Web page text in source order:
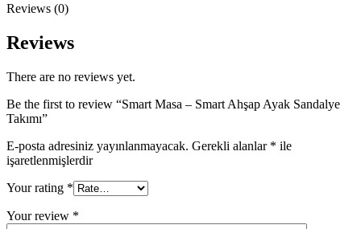
Reviews (0)
Reviews
There are no reviews yet.
Be the first to review “Smart Masa – Smart Ahşap Ayak Sandalye
Takımı”
E-posta adresiniz yayınlanmayacak. Gerekli alanlar * ile
işaretlenmişlerdir
Your rating *
Your review *